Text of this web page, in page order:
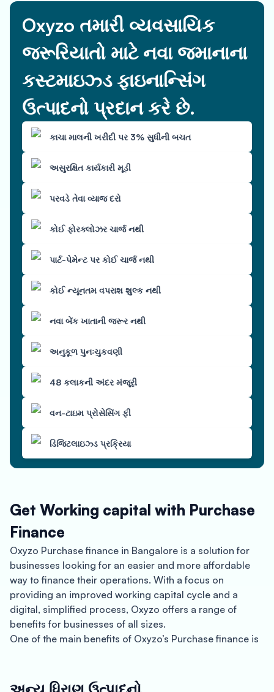
Oxyzo તમારી વ્યવસાયિક
જરૂરિયાતો માટે નવા જમાનાના
કસ્ટમાઇઝ્ડ ફાઇનાન્સિંગ
ઉત્પાદનો પ્રદાન કરે છે.
કાચા માલની ખરીદી પર 3% સુધીની બચત
અસુરક્ષિત કાર્યકારી મૂડી
પરવડે તેવા વ્યાજ દરો
કોઈ ફોરક્લોઝર ચાર્જ નથી
પાર્ટ-પેમેન્ટ પર કોઈ ચાર્જ નથી
કોઈ ન્યૂનતમ વપરાશ શુલ્ક નથી
નવા બેંક ખાતાની જરૂર નથી
અનુકૂળ પુનઃચુકવણી
48 કલાકની અંદર મંજૂરી
વન-ટાઇમ પ્રોસેસિંગ ફી
ડિજિટલાઇઝ્ડ પ્રક્રિયા
Get Working capital with Purchase
Finance
Oxyzo Purchase finance in Bangalore is a solution for
businesses looking for an easier and more affordable
way to finance their operations. With a focus on
providing an improved working capital cycle and a
digital, simplified process, Oxyzo offers a range of
benefits for businesses of all sizes.
One of the main benefits of Oxyzo’s Purchase finance is
and more efficient process for securing the funds your